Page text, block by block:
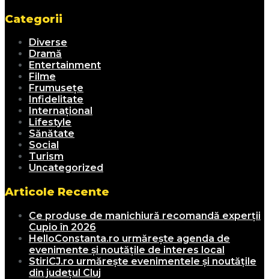
Categorii
Diverse
Dramă
Entertainment
Filme
Frumusețe
Infidelitate
Internațional
Lifestyle
Sănătate
Social
Turism
Uncategorized
Articole Recente
Ce produse de manichiură recomandă experții
Cupio în 2026
HelloConstanta.ro urmărește agenda de
evenimente și noutățile de interes local
StiriCJ.ro urmărește evenimentele și noutățile
din județul Cluj